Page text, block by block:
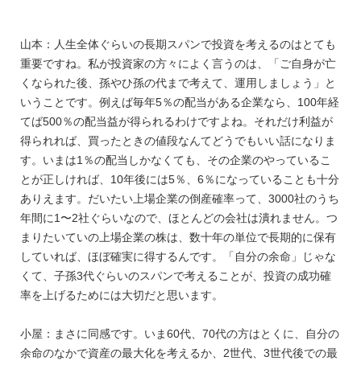
山本：人生全体ぐらいの長期スパンで投資を考えるのはとても
重要ですね。私が投資家の方々によく言うのは、「ご自身が亡
くなられた後、孫やひ孫の代まで考えて、運用しましょう」と
いうことです。例えば毎年5％の配当がある企業なら、100年経
てば500％の配当益が得られるわけですよね。それだけ利益が
得られれば、買ったときの値段なんてどうでもいい話になりま
す。いまは1％の配当しかなくても、その企業のやっているこ
とが正しければ、10年後には5％、6％になっていることも十分
ありえます。だいたい上場企業の倒産確率って、3000社のうち
年間に1〜2社ぐらいなので、ほとんどの会社は潰れません。つ
まりたいていの上場企業の株は、数十年の単位で長期的に保有
していれば、ほぼ確実に得するんです。「自分の余命」じゃな
くて、子孫3代ぐらいのスパンで考えることが、投資の成功確
率を上げるためには大切だと思います。
小屋：まさに同感です。いま60代、70代の方はとくに、自分の
余命のなかで資産の最大化を考えるか、2世代、3世代後での最